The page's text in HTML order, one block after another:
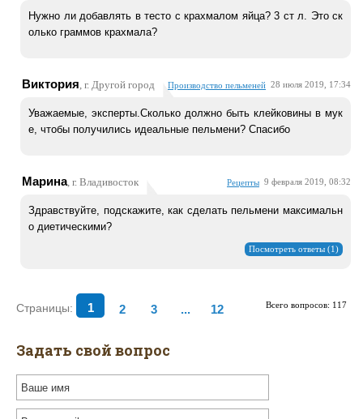
Нужно ли добавлять в тесто с крахмалом яйца? 3 ст л. Это ск
олько граммов крахмала?
Виктория, г. Другой город Производство пельменей 28 июля 2019, 17:34
Уважаемые, эксперты.Сколько должно быть клейковины в мук
е, чтобы получились идеальные пельмени? Спасибо
Марина, г. Владивосток Рецепты 9 февраля 2019, 08:32
Здравствуйте, подскажите, как сделать пельмени максимальн
о диетическими?
Посмотреть ответы (1)
Страницы: 1 2 3 ... 12 Всего вопросов: 117
Задать свой вопрос